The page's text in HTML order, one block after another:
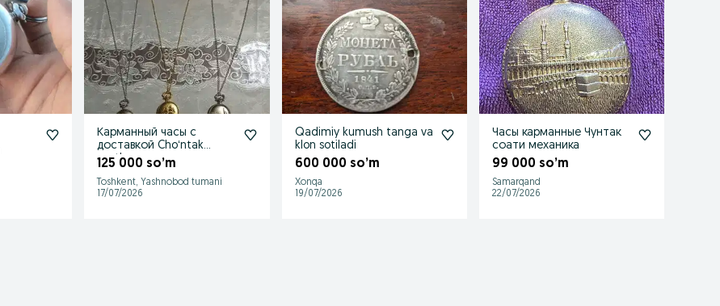
Карманный часы с
доставкой Choʻntak
soatlar
125 000 so’m
Toshkent, Yashnobod tumani
17/07/2026
Qadimiy kumush tanga va
klon sotiladi
600 000 so’m
Xonqa
19/07/2026
Часы карманные Чунтак
соати механика
99 000 so’m
Samarqand
22/07/2026